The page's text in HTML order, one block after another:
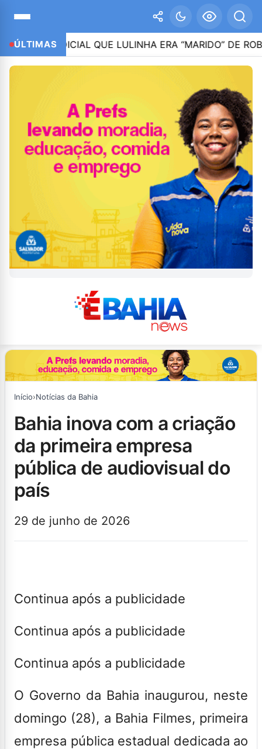
ÚLTIMASQUE LULINHA ERA “MARIDO” DE ROBERTA
Início›Notícias da Bahia
bahia inova com a criação
da primeira empresa
pública de audiovisual do
país
29 de junho de 2026
Continua após a publicidade
Continua após a publicidade
Continua após a publicidade
O Governo da Bahia inaugurou, neste
domingo (28), a Bahia Filmes, primeira
empresa pública estadual dedicada ao